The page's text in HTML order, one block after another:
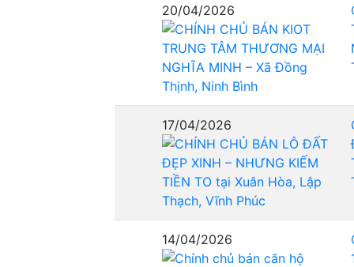
20/04/2026
17/04/2026
14/04/2026